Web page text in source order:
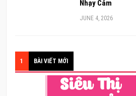
Nhạy Cảm
JUNE 4, 2026
1 BÀI VIẾT MỚI